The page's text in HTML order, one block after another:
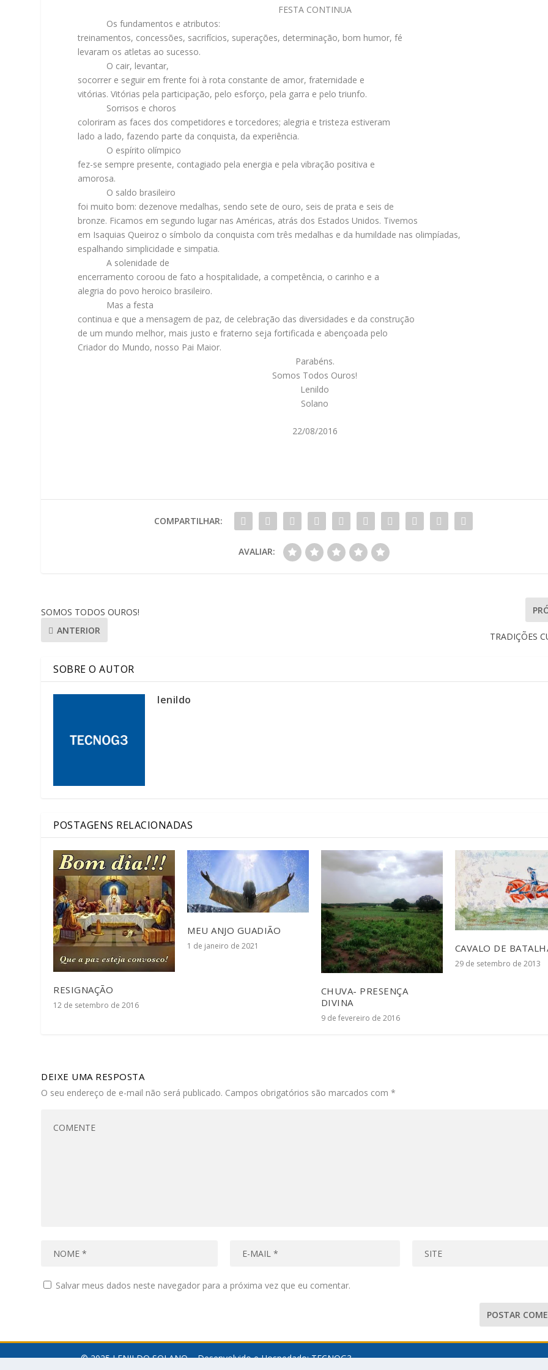
FESTA CONTINUA
Os fundamentos e atributos:
treinamentos, concessões, sacrifícios, superações, determinação, bom humor, fé
levaram os atletas ao sucesso.
O cair, levantar,
socorrer e seguir em frente foi à rota constante de amor, fraternidade e
vitórias. Vitórias pela participação, pelo esforço, pela garra e pelo triunfo.
Sorrisos e choros
coloriram as faces dos competidores e torcedores; alegria e tristeza estiveram
lado a lado, fazendo parte da conquista, da experiência.
O espírito olímpico
fez-se sempre presente, contagiado pela energia e pela vibração positiva e
amorosa.
O saldo brasileiro
foi muito bom: dezenove medalhas, sendo sete de ouro, seis de prata e seis de
bronze. Ficamos em segundo lugar nas Américas, atrás dos Estados Unidos. Tivemos
em Isaquias Queiroz o símbolo da conquista com três medalhas e da humildade nas olimpíadas,
espalhando simplicidade e simpatia.
A solenidade de
encerramento coroou de fato a hospitalidade, a competência, o carinho e a
alegria do povo heroico brasileiro.
Mas a festa
continua e que a mensagem de paz, de celebração das diversidades e da construção
de um mundo melhor, mais justo e fraterno seja fortificada e abençoada pelo
Criador do Mundo, nosso Pai Maior.
Parabéns.
Somos Todos Ouros!
Lenildo
Solano
22/08/2016
COMPARTILHAR:
AVALIAR:
SOMOS TODOS OUROS!
ANTERIOR
TRADIÇÕES
SOBRE O AUTOR
lenildo
POSTAGENS RELACIONADAS
RESIGNAÇÃO
12 de setembro de 2016
MEU ANJO GUADIÃO
1 de janeiro de 2021
CHUVA- PRESENÇA
DIVINA
9 de fevereiro de 2016
CAVALO DE
29 de setembro de 2013
DEIXE UMA RESPOSTA
O seu endereço de e-mail não será publicado. Campos obrigatórios são marcados com*
Salvar meus dados neste navegador para a próxima vez que eu comentar.
© 2025 LENILDO SOLANO – Desenvolvido e Hospedado:TECNOG3